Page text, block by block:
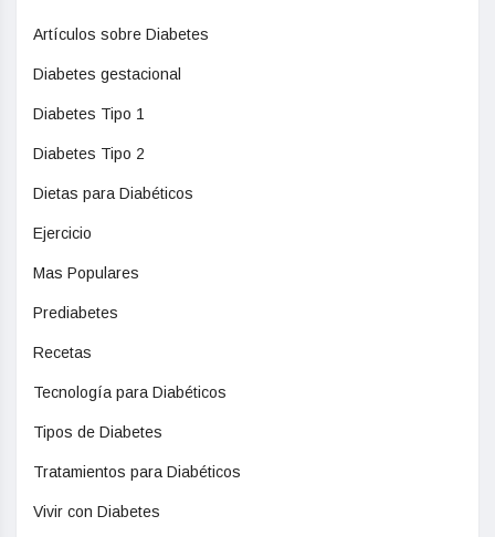
Artículos sobre Diabetes
Diabetes gestacional
Diabetes Tipo 1
Diabetes Tipo 2
Dietas para Diabéticos
Ejercicio
Mas Populares
Prediabetes
Recetas
Tecnología para Diabéticos
Tipos de Diabetes
Tratamientos para Diabéticos
Vivir con Diabetes